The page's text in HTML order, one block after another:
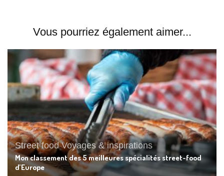
Vous pourriez également aimer...
Street food Voyages & inspirations
Mon classement des 5 meilleures spécialités street-food
d’Europe